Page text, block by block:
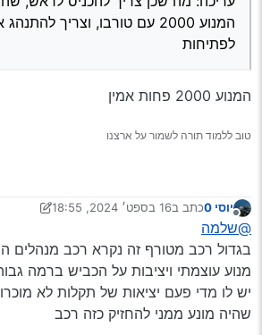
2000 עם טורבו, וצריך להתנהג איתו בעדינות ביחס לפתיחות
המנוע 2000 עם טורבו, וצריך
לפתיחות
המנוע 2000 פחות אמין
טוב ללמוד תורה לשמור על ארצנו
מנותק
יוסי 0 כתב ב16 בספט׳ 2024, 18:55
נערך לאחרונה על ידי יעקב מ. פינס
@שלמה
בגדול רכב מטורף זה נקרא רכב מנהלים
מנוע עוצמתי ויציבות על הכביש ברמה
יש לו מדי פעם יציאות של תקלות לא
שהיה מונע ממני להחזיק כזה רכב